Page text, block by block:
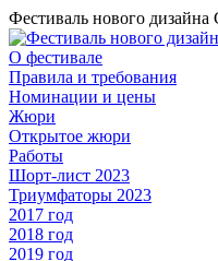
Фестиваль нового дизайна
О фестивале
Правила и требования
Номинации и цены
Жюри
Открытое жюри
Работы
Шорт-лист 2023
Триумфаторы 2023
2017 год
2018 год
2019 год